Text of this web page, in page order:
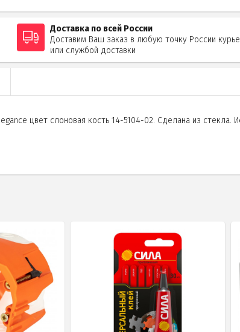
Доставка по всей России
Доставим Ваш заказ в любую точку России
или службой доставки
цвет слоновая кость 14-5104-02. Сделана из стекла.